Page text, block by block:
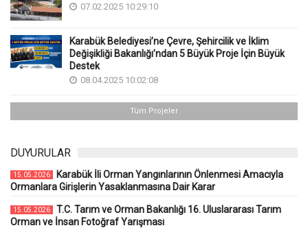
07.02.2025 10:29:10
Karabük Belediyesi’ne Çevre, Şehircilik ve İklim
Değişikliği Bakanlığı’ndan 5 Büyük Proje İçin Büyük
Destek
08.04.2025 10:02:08
Tüm Projeler
DUYURULAR
15.05.2026
Karabük İli Orman Yangınlarının Önlenmesi Amacıyla
Ormanlara Girişlerin Yasaklanmasına Dair Karar
15.05.2026
T.C. Tarım ve Orman Bakanlığı 16. Uluslararası Tarım
Orman ve İnsan Fotoğraf Yarışması